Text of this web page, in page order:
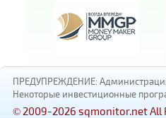
ПРЕДУПРЕЖДЕНИЕ: Администрация
Некоторые инвестиционные
© 2009-2026 sqmonitor.net All